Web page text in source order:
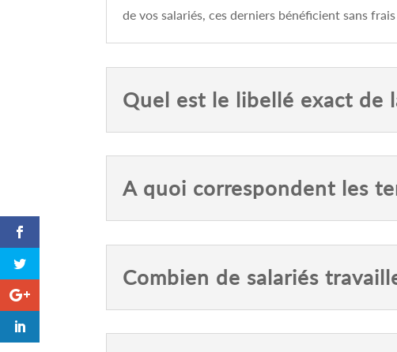
de vos salariés, ces derniers bénéficient sans
Quel est le libellé exact de
A quoi correspondent les
Combien de salariés